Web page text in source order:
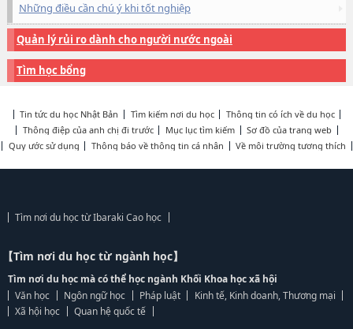
Những điều cần chú ý khi tốt nghiệp
Quản lý rủi ro dành cho người nước ngoài
Tìm học bổng
Tin tức du học Nhật Bản Tìm kiếm nơi du học
Thông tin có ích về du học
Thông điệp của anh chị đi trước
Mục lục tìm kiếm
Sơ đồ của trang web
Quy ước sử dụng
Thông báo về thông tin cá nhân Về môi trường tương thích
Tìm nơi du học từ Ibaraki Cao học
【Tìm nơi du học từ ngành học】
Tìm nơi du học mà có thể học ngành Khối Khoa học xã hội
Văn học
Ngôn ngữ học Pháp luật
Kinh tế, Kinh doanh, Thương mại
Xã hội học
Quan hệ quốc tế